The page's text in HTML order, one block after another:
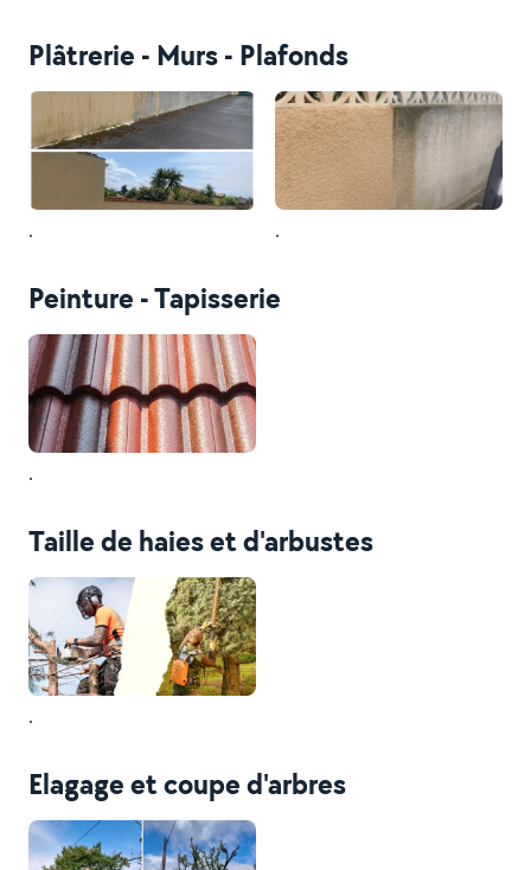
Plâtrerie - Murs - Plafonds
. .
Peinture - Tapisserie
.
Taille de haies et d'arbustes
.
Elagage et coupe d'arbres